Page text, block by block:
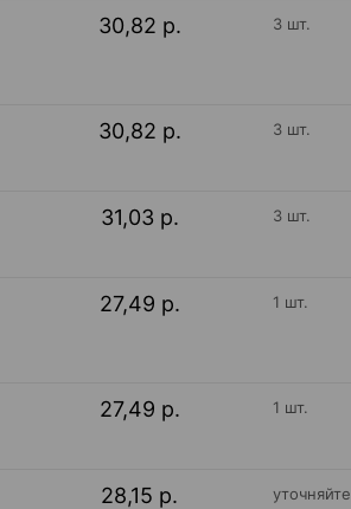
30,82 р. 3 шт.
30,82 р. 3 шт.
31,03 р. 3 шт.
27,49 р. 1 шт.
27,49 р. 1 шт.
28,15 р. уточняйте